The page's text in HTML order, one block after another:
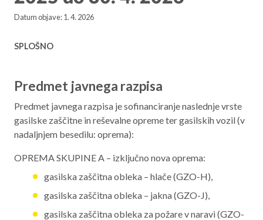
Aktualno programsko obdobje 2021 – 2027
O NAS
NAŠE STORITVE
REGIJA
STIK
Datum objave: 1. 4. 2026
SPLOŠNO
Predmet javnega razpisa
Predmet javnega razpisa je sofinanciranje naslednje vrste
gasilske zaščitne in reševalne opreme ter gasilskih vozil (v
nadaljnjem besedilu: oprema):
OPREMA SKUPINE A – izključno nova oprema:
gasilska zaščitna obleka – hlače (GZO-H),
gasilska zaščitna obleka – jakna (GZO-J),
gasilska zaščitna obleka za požare v naravi (GZO-